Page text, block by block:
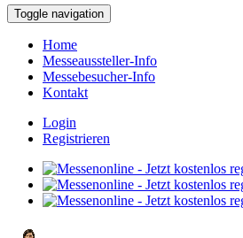
Toggle navigation
Home
Messeaussteller-Info
Messebesucher-Info
Kontakt
Login
Registrieren